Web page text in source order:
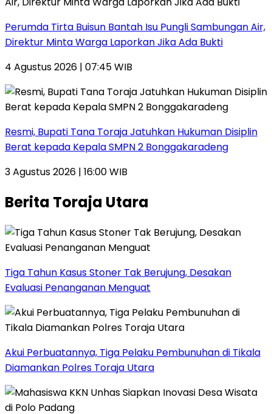
Perumda Tirta Buisun Bantah Isu Pungli Sambungan Air,
Direktur Minta Warga Laporkan Jika Ada Bukti
4 Agustus 2026 | 07:45 WIB
Resmi, Bupati Tana Toraja Jatuhkan Hukuman Disiplin
Berat kepada Kepala SMPN 2 Bonggakaradeng
3 Agustus 2026 | 16:00 WIB
Berita Toraja Utara
Tiga Tahun Kasus Stoner Tak Berujung, Desakan
Evaluasi Penanganan Menguat
Akui Perbuatannya, Tiga Pelaku Pembunuhan di Tikala
Diamankan Polres Toraja Utara